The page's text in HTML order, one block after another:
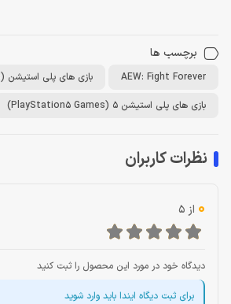
برچسب ها
AEW: Fight Forever
بازی های پلی استیشن (PlayStation Games)
بازی های پلی استیشن 5 (PlayStation5 Games)
نظرات کاربران
0 از 5
دیدگاه خود در مورد این محصول را ثبت کنید
برای ثبت دیگاه ایندا باید وارد شوید